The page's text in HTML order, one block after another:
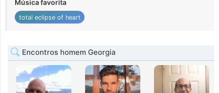
Música favorita
total eclipse of heart
Encontros homem Georgia